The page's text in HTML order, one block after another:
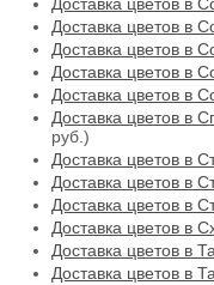
Доставка цветов в
Доставка цветов в
Доставка цветов в
Доставка цветов в
Доставка цветов в
руб.)
Доставка цветов в
Доставка цветов в
Доставка цветов в
Доставка цветов в
Доставка цветов в
Доставка цветов в